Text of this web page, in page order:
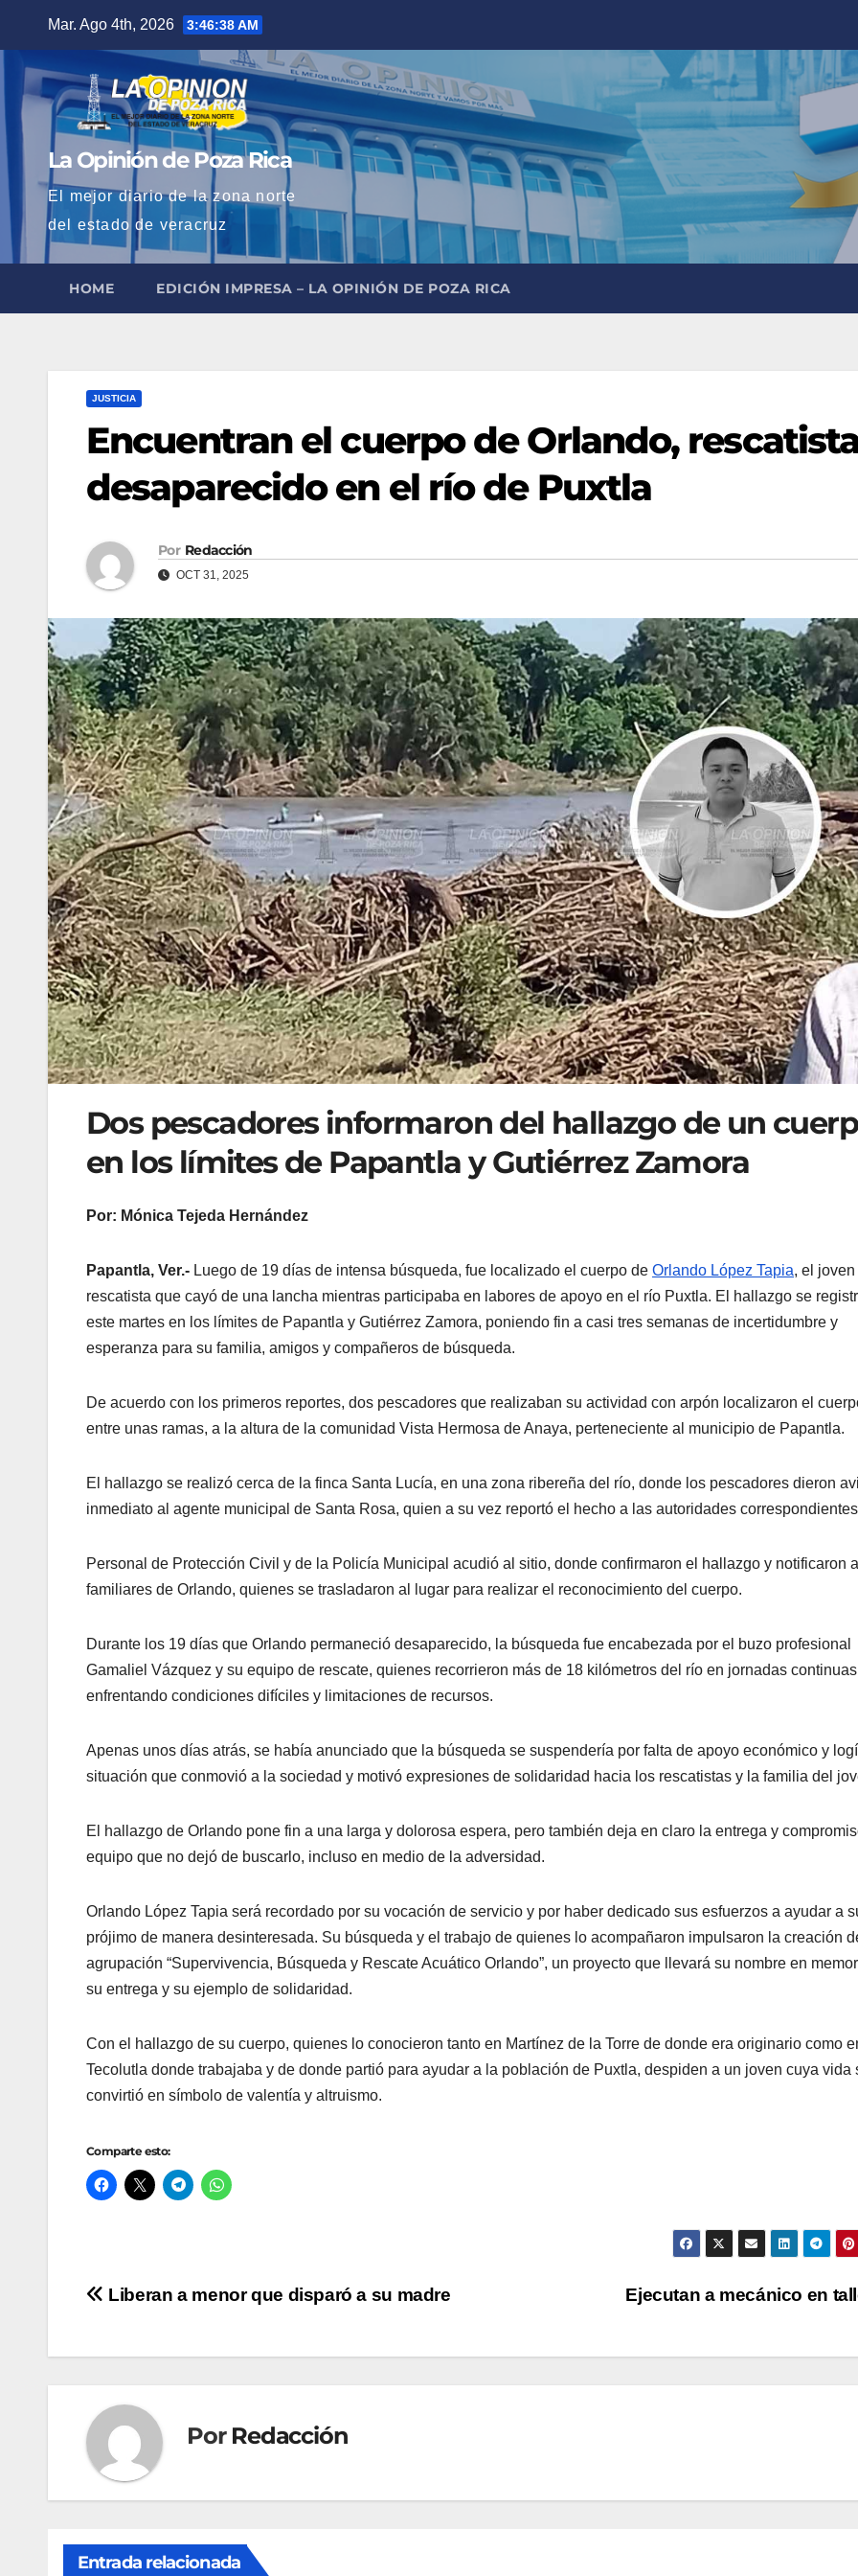
contenido
Mar. Ago 4th, 2026 3:46:39 AM
La Opinión de Poza Rica
El mejor diario de la zona norte
del estado de veracruz
HOME EDICIÓN IMPRESA – LA OPINIÓN DE POZA RICA
JUSTICIA
Encuentran el cuerpo de Orlando,
desaparecido en el río de Puxtla
Por Redacción
OCT 31, 2025
Dos pescadores informaron del hallazgo de un
en los límites de Papantla y Gutiérrez Zamora
Por: Mónica Tejeda Hernández
Papantla, Ver.- Luego de 19 días de intensa búsqueda, fue localizado el cuerpo de Orlando López Tapia, el joven
rescatista que cayó de una lancha mientras participaba en labores de apoyo en el río Puxtla. El hallazgo se
este martes en los límites de Papantla y Gutiérrez Zamora, poniendo fin a casi tres semanas de incertidumbre y
esperanza para su familia, amigos y compañeros de búsqueda.
De acuerdo con los primeros reportes, dos pescadores que realizaban su actividad con arpón localizaron el
entre unas ramas, a la altura de la comunidad Vista Hermosa de Anaya, perteneciente al municipio de Papantla.
El hallazgo se realizó cerca de la finca Santa Lucía, en una zona ribereña del río, donde los pescadores dieron
inmediato al agente municipal de Santa Rosa, quien a su vez reportó el hecho a las autoridades
Personal de Protección Civil y de la Policía Municipal acudió al sitio, donde confirmaron el hallazgo y notificaron
familiares de Orlando, quienes se trasladaron al lugar para realizar el reconocimiento del cuerpo.
Durante los 19 días que Orlando permaneció desaparecido, la búsqueda fue encabezada por el buzo profesional
Gamaliel Vázquez y su equipo de rescate, quienes recorrieron más de 18 kilómetros del río en jornadas
enfrentando condiciones difíciles y limitaciones de recursos.
Apenas unos días atrás, se había anunciado que la búsqueda se suspendería por falta de apoyo económico y
situación que conmovió a la sociedad y motivó expresiones de solidaridad hacia los rescatistas y la familia del
El hallazgo de Orlando pone fin a una larga y dolorosa espera, pero también deja en claro la entrega y
equipo que no dejó de buscarlo, incluso en medio de la adversidad.
Orlando López Tapia será recordado por su vocación de servicio y por haber dedicado sus esfuerzos a ayudar a
prójimo de manera desinteresada. Su búsqueda y el trabajo de quienes lo acompañaron impulsaron la creación
agrupación “Supervivencia, Búsqueda y Rescate Acuático Orlando”, un proyecto que llevará su nombre en
su entrega y su ejemplo de solidaridad.
Con el hallazgo de su cuerpo, quienes lo conocieron tanto en Martínez de la Torre de donde era originario como
Tecolutla donde trabajaba y de donde partió para ayudar a la población de Puxtla, despiden a un joven cuya vida
convirtió en símbolo de valentía y altruismo.
Comparte esto:
Navegación
Ejecutan a mecánico en
Liberan a menor que disparó a su madre
Por Redacción
Entrada relacionada